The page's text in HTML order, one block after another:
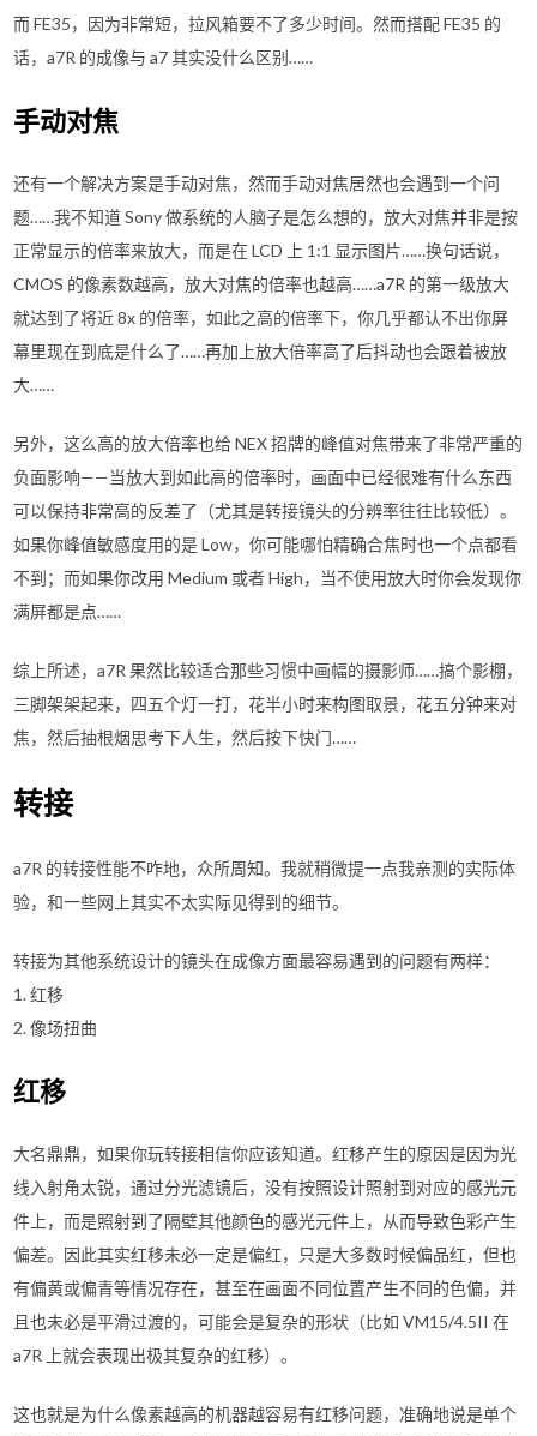
而 FE35，因为非常短，拉风箱要不了多少时间。然而搭配 FE35 的
话，a7R 的成像与 a7 其实没什么区别……
手动对焦
还有一个解决方案是手动对焦，然而手动对焦居然也会遇到一个问
题……我不知道 Sony 做系统的人脑子是怎么想的，放大对焦并非是按
正常显示的倍率来放大，而是在 LCD 上 1:1 显示图片……换句话说，
CMOS 的像素数越高，放大对焦的倍率也越高……a7R 的第一级放大
就达到了将近 8x 的倍率，如此之高的倍率下，你几乎都认不出你屏
幕里现在到底是什么了……再加上放大倍率高了后抖动也会跟着被放
大……
另外，这么高的放大倍率也给 NEX 招牌的峰值对焦带来了非常严重的
负面影响——当放大到如此高的倍率时，画面中已经很难有什么东西
可以保持非常高的反差了（尤其是转接镜头的分辨率往往比较低）。
如果你峰值敏感度用的是 Low，你可能哪怕精确合焦时也一个点都看
不到；而如果你改用 Medium 或者 High，当不使用放大时你会发现你
满屏都是点……
综上所述，a7R 果然比较适合那些习惯中画幅的摄影师……搞个影棚，
三脚架架起来，四五个灯一打，花半小时来构图取景，花五分钟来对
焦，然后抽根烟思考下人生，然后按下快门……
转接
a7R 的转接性能不咋地，众所周知。我就稍微提一点我亲测的实际体
验，和一些网上其实不太实际见得到的细节。
转接为其他系统设计的镜头在成像方面最容易遇到的问题有两样：
1. 红移
2. 像场扭曲
红移
大名鼎鼎，如果你玩转接相信你应该知道。红移产生的原因是因为光
线入射角太锐，通过分光滤镜后，没有按照设计照射到对应的感光元
件上，而是照射到了隔壁其他颜色的感光元件上，从而导致色彩产生
偏差。因此其实红移未必一定是偏红，只是大多数时候偏品红，但也
有偏黄或偏青等情况存在，甚至在画面不同位置产生不同的色偏，并
且也未必是平滑过渡的，可能会是复杂的形状（比如 VM15/4.5II 在
a7R 上就会表现出极其复杂的红移）。
这也就是为什么像素越高的机器越容易有红移问题，准确地说是单个